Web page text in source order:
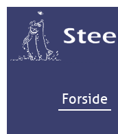
Forside